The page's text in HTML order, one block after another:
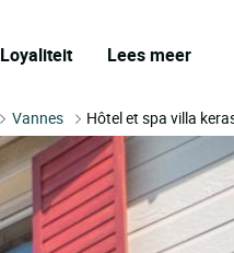
Loyaliteit Lees meer
Vannes Hôtel et spa villa